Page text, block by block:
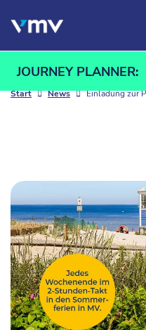
JOURNEY PLANNER:
Start News Einladung zur